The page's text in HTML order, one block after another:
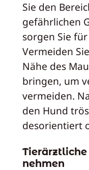
Sie den
gefährlichen
sorgen Sie
Vermeiden
Nähe des
bringen, um
vermeiden.
den Hund
desorientiert
nehmen